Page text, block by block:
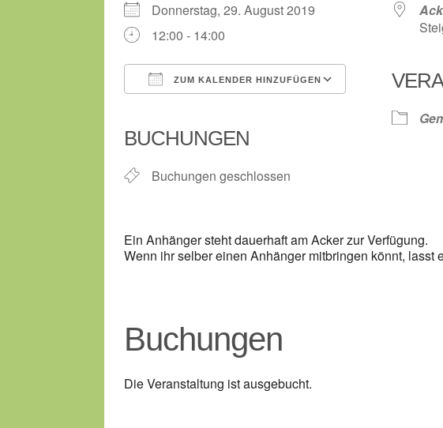
Donnerstag, 29. August 2019
12:00 - 14:00
ZUM KALENDER HINZUFÜGEN
Google
BUCHUNGEN
Buchungen geschlossen
Ein Anhänger steht dauerhaft am Acker zur Verfügung.
Wenn ihr selber einen Anhänger mitbringen könnt, lasst
Buchungen
Die Veranstaltung ist ausgebucht.